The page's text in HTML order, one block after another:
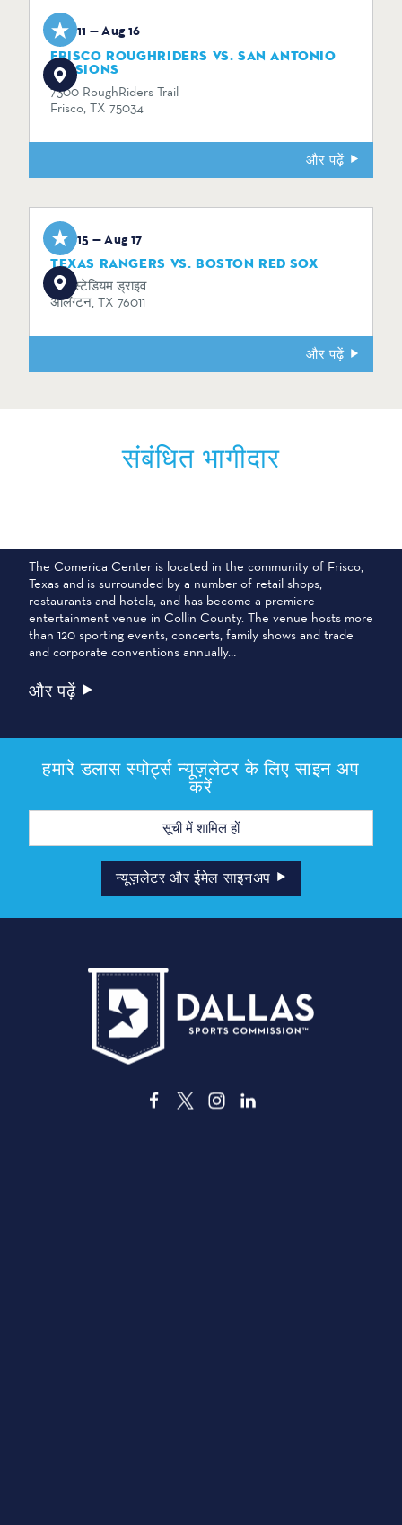
Aug 11 — Aug 16
FRISCO ROUGHRIDERS VS. SAN ANTONIO
MISSIONS
7300 RoughRiders Trail
Frisco, TX 75034
और पढ़ें
Aug 15 — Aug 17
TEXAS RANGERS VS. BOSTON RED SOX
734 स्टेडियम ड्राइव
अर्लिंग्टन, TX 76011
और पढ़ें
संबंधित भागीदार
The Comerica Center is located in the community of Frisco,
Texas and is surrounded by a number of retail shops,
restaurants and hotels, and has become a premiere
entertainment venue in Collin County. The venue hosts more
than 120 sporting events, concerts, family shows and trade
and corporate conventions annually…
और पढ़ें
हमारे डलास स्पोर्ट्स न्यूज़लेटर के लिए साइन अप
करें
मेल
न्यूज़लेटर और ईमेल साइनअप